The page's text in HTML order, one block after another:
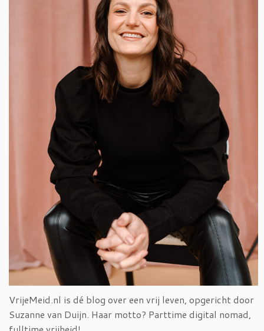
VrijeMeid.nl is dé blog over een vrij leven, opgericht door
Suzanne van Duijn. Haar motto? Parttime digital nomad,